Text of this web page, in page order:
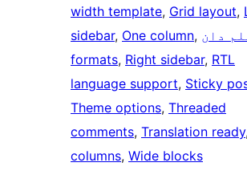
width template, Grid layout,
sidebar, One column, دان
formats, Right sidebar, RTL
language support, Sticky
Theme options, Threaded
comments, Translation ready,
columns, Wide blocks